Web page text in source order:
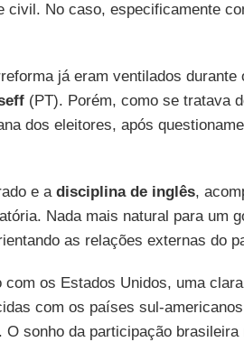
civil. No caso, especificamente
já eram ventilados durante
(PT). Porém, como se tratava
dos eleitores, após
e adisciplina de inglês,
Nada mais natural para um
as relações externas do
os Estados Unidos, uma
com os países sul-
sonho da participação brasileira